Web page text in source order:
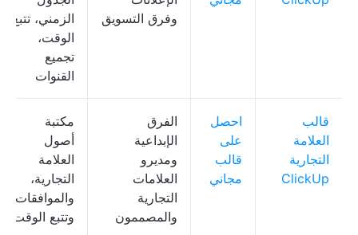
وفرق التسويق
الزمني، تتبع
الوقت،
تجميع
القنوات
قالب
العلامة
التجارية
ClickUp
احصل
على
قالب
مجاني
الفرق
الإبداعية
ومديرو
العلامات
التجارية
والمصممون
مكتبة
أصول
العلامة
التجارية،
والموافقات،
وتتبع الوقت